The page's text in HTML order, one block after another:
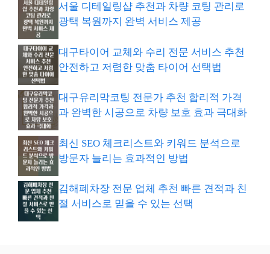
서울 디테일링샵 추천과 차량 코팅 관리로
광택 복원까지 완벽 서비스 제공
대구타이어 교체와 수리 전문 서비스 추천
안전하고 저렴한 맞춤 타이어 선택법
대구유리막코팅 전문가 추천 합리적 가격
과 완벽한 시공으로 차량 보호 효과 극대화
최신 SEO 체크리스트와 키워드 분석으로
방문자 늘리는 효과적인 방법
김해폐차장 전문 업체 추천 빠른 견적과 친
절 서비스로 믿을 수 있는 선택